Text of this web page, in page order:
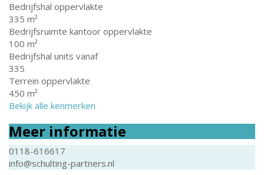
Bedrijfshal oppervlakte
335 m²
Bedrijfsruimte kantoor oppervlakte
100 m²
Bedrijfshal units vanaf
335
Terrein oppervlakte
450 m²
Bekijk alle kenmerken
Meer informatie
0118-616617
info@schulting-partners.nl